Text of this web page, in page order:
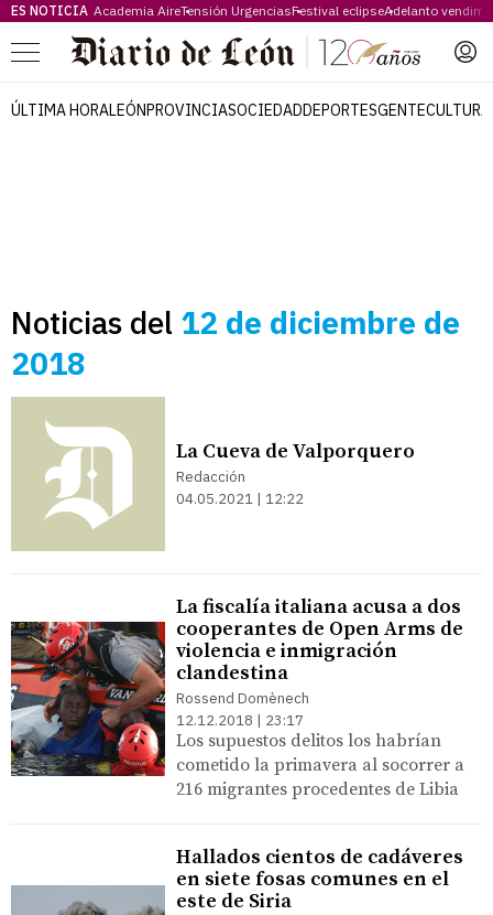
ES NOTICIA Academia AireTensión UrgenciasFestival eclipseAdelanto
Menú
ÚLTIMA HORALEÓNPROVINCIASOCIEDADDEPORTESGENTECULTURA
Noticias del 12 de diciembre de
2018
La Cueva de Valporquero
Redacción
04.05.2021 | 12:22
La fiscalía italiana acusa a dos
cooperantes de Open Arms de
violencia e inmigración
clandestina
Rossend Domènech
12.12.2018 | 23:17
Los supuestos delitos los habrían
cometido la primavera al socorrer a
216 migrantes procedentes de Libia
Hallados cientos de cadáveres
en siete fosas comunes en el
este de Siria